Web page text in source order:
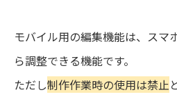
モバイル用の編集機能は、スマ
ら調整できる機能です。
ただし制作作業時の使用は禁止